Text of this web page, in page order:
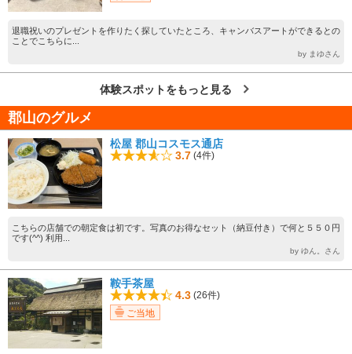
退職祝いのプレゼントを作りたく探していたところ、キャンバスアートができるとの
ことでこちらに...
by まゆさん
体験スポットをもっと見る
郡山のグルメ
松屋 郡山コスモス通店
3.7 (4件)
こちらの店舗での朝定食は初です。写真のお得なセット（納豆付き）で何と５５０円
です(^^) 利用...
by ゆん。さん
鞍手茶屋
4.3 (26件)
ご当地